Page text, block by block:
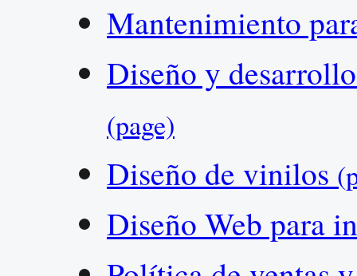
Mantenimiento
Diseño y
(page)
Diseño de vinilos
Diseño Web para